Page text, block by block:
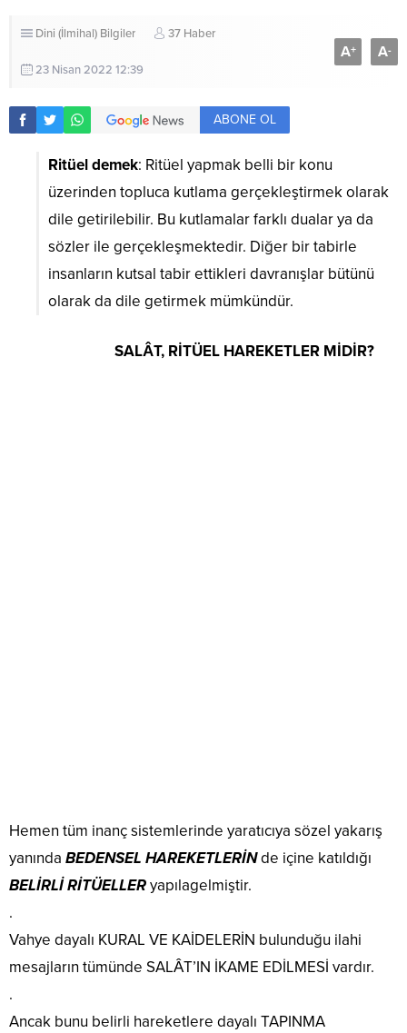
Dini (İlmihal) Bilgiler 37 Haber
23 Nisan 2022 12:39
A+ A-
ABONE OL
Ritüel demek: Ritüel yapmak belli bir konu
üzerinden topluca kutlama gerçekleştirmek olarak
dile getirilebilir. Bu kutlamalar farklı dualar ya da
sözler ile gerçekleşmektedir. Diğer bir tabirle
insanların kutsal tabir ettikleri davranışlar bütünü
olarak da dile getirmek mümkündür.
SALÂT, RİTÜEL HAREKETLER MİDİR?
Hemen tüm inanç sistemlerinde yaratıcıya sözel yakarış
yanında BEDENSEL HAREKETLERİNde içine katıldığı
BELİRLİ RİTÜELLERyapılagelmiştir.
.
Vahye dayalı KURAL VE KAİDELERİN bulunduğu ilahi
mesajların tümünde SALÂT’IN İKAME EDİLMESİ vardır.
.
Ancak bunu belirli hareketlere dayalı TAPINMA